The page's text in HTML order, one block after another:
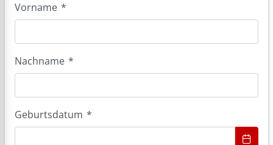
Vorname *
Nachname *
Geburtsdatum *